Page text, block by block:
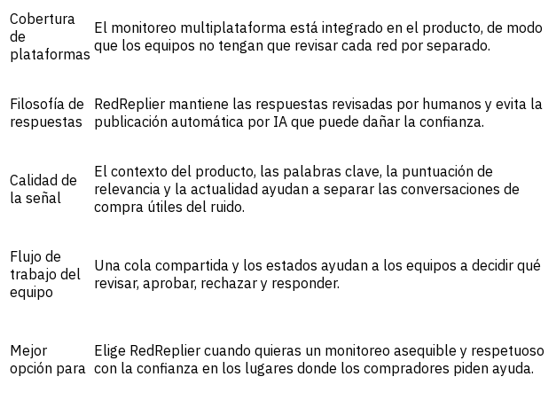
Cobertura
de
plataformas
El monitoreo multiplataforma está integrado en el producto, de modo
que los equipos no tengan que revisar cada red por separado.
Filosofía de
respuestas
RedReplier mantiene las respuestas revisadas por humanos y evita la
publicación automática por IA que puede dañar la confianza.
Calidad de
la señal
El contexto del producto, las palabras clave, la puntuación de
relevancia y la actualidad ayudan a separar las conversaciones de
compra útiles del ruido.
Flujo de
trabajo del
equipo
Una cola compartida y los estados ayudan a los equipos a decidir qué
revisar, aprobar, rechazar y responder.
Mejor
opción para
Elige RedReplier cuando quieras un monitoreo asequible y respetuoso
con la confianza en los lugares donde los compradores piden ayuda.